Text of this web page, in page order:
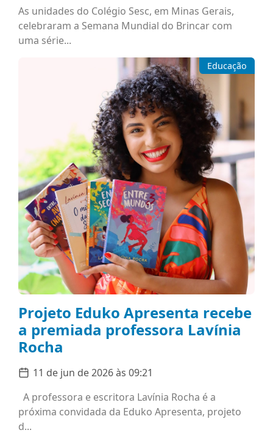
As unidades do Colégio Sesc, em Minas Gerais,
celebraram a Semana Mundial do Brincar com
uma série...
Educação
Projeto Eduko Apresenta recebe
a premiada professora Lavínia
Rocha
11 de jun de 2026 às 09:21
A professora e escritora Lavínia Rocha é a
próxima convidada da Eduko Apresenta, projeto
d...